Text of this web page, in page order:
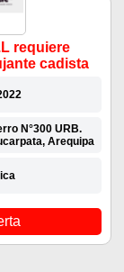
requiere
cadista
N°300 URB.
Arequipa